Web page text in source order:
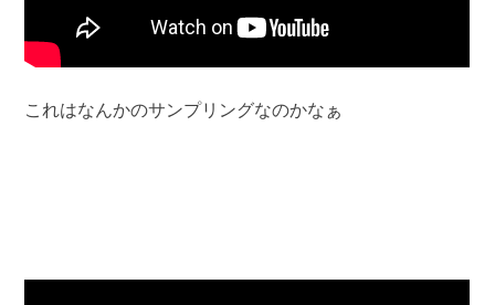
これはなんかのサンプリングなのかなぁ